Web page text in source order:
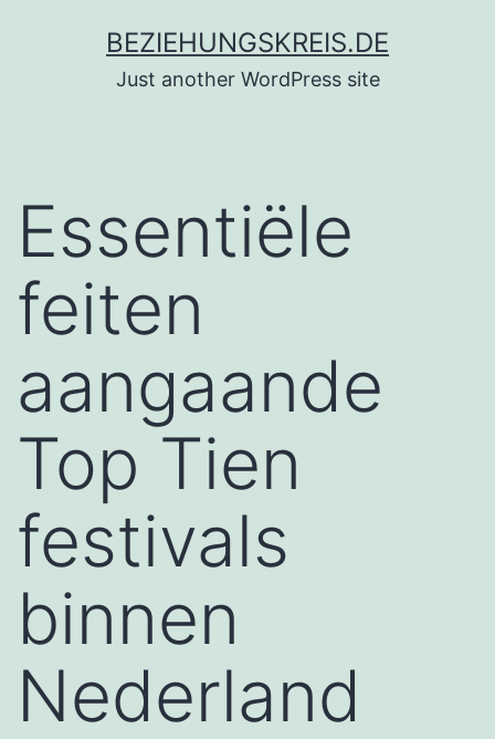
BEZIEHUNGSKREIS.DE
Just another WordPress site
Essentiële
feiten
aangaande
Top Tien
festivals
binnen
Nederland